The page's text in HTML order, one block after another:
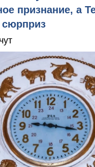
признание, а